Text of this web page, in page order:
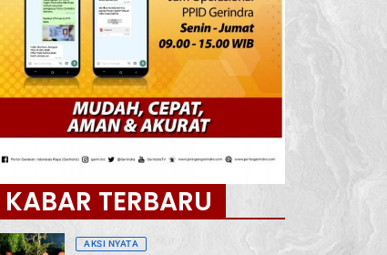
KABAR TERBARU
AKSI NYATA